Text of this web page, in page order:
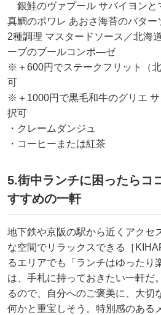
銀鮭のヴァプール サバイヨンと
真鯛のポワレ あおさ海苔のバタ
2種調理 マスタードソース／北海
ーブのブールコンポ―ゼ
※＋600円でステークフリット（
可
※＋1000円で黒毛和牛のグリエ
択可
・クレームダンジュ
・コーヒーまたは紅茶
5.街中ランチに困ったらコ
すすめの一軒
地下鉄や京阪の駅から近くアクセ
な空間でリラックスできる［
るエリアでも「ランチはゆったり
は、手札に持っておきたい一軒だ
るので、自分へのご褒美に、大切
何かと重宝しそう。特別感のある